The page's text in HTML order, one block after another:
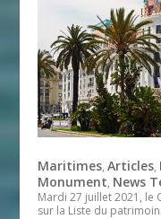
Maritimes,Articles,
Monument, News
Mardi 27 juillet 2021,
sur la Liste du